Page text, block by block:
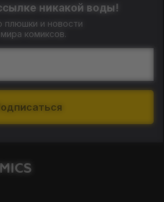
никакой воды!
плюшки и новости
мира комиксов.